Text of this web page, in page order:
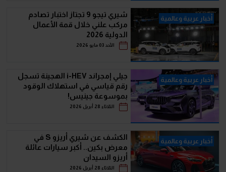
أخبار عربية وعالمية
شيري تيجو 9 تجتاز اختبار تصادم
مركب علني خلال قمة الأعمال
الدولية 2026
الأحد 03 مايو 2026
أخبار عربية وعالمية
جيلي إمجراند i-HEV الهجينة تسجل
رقم قياسي في استهلاك الوقود
بموسوعة جينيس!
الثلاثاء 28 أبريل 2026
أخبار عربية وعالمية
الكشف عن شيري أريزو S في
معرض بكين.. أكبر سيارات عائلة
أريزو السيدان
الثلاثاء 28 أبريل 2026